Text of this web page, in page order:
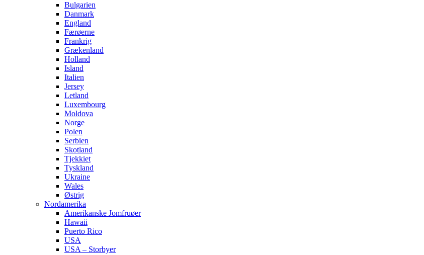
Bulgarien
Danmark
England
Færøerne
Frankrig
Grækenland
Holland
Island
Italien
Jersey
Letland
Luxembourg
Moldova
Norge
Polen
Serbien
Skotland
Tjekkiet
Tyskland
Ukraine
Wales
Østrig
Nordamerika
Amerikanske Jomfruøer
Hawaii
Puerto Rico
USA
USA – Storbyer